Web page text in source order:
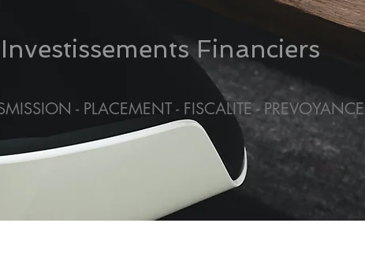
Financiers
- PLACEMENT - FISCALITE - PREVOYANCE